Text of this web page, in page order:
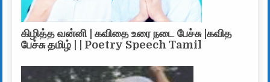
கிழித்த வன்னி | கவிதை உரை நடை பேச்சு |கவித
பேச்சு தமிழ் | | Poetry Speech Tamil